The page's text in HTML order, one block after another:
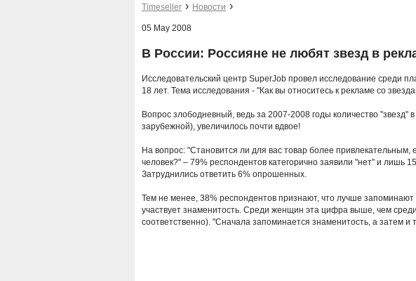
Timeseller Новости
05 May 2008
В России: Россияне не любят звезд в
Исследовательский центр SuperJob провел исследование среди
18 лет. Тема исследования - "Как вы относитесь к рекламе со
Вопрос злободневный, ведь за 2007-2008 годы количество "звезд" в
зарубежной), увеличилось почти вдвое!
На вопрос: "Становится ли для вас товар более привлекательным,
человек?" – 79% респондентов категорично заявили "нет" и лишь
Затруднились ответить 6% опрошенных.
Тем не менее, 38% респондентов признают, что лучше запоминают
участвует знаменитость. Среди женщин эта цифра выше, чем
соответственно). "Сначала запоминается знаменитость, а затем и